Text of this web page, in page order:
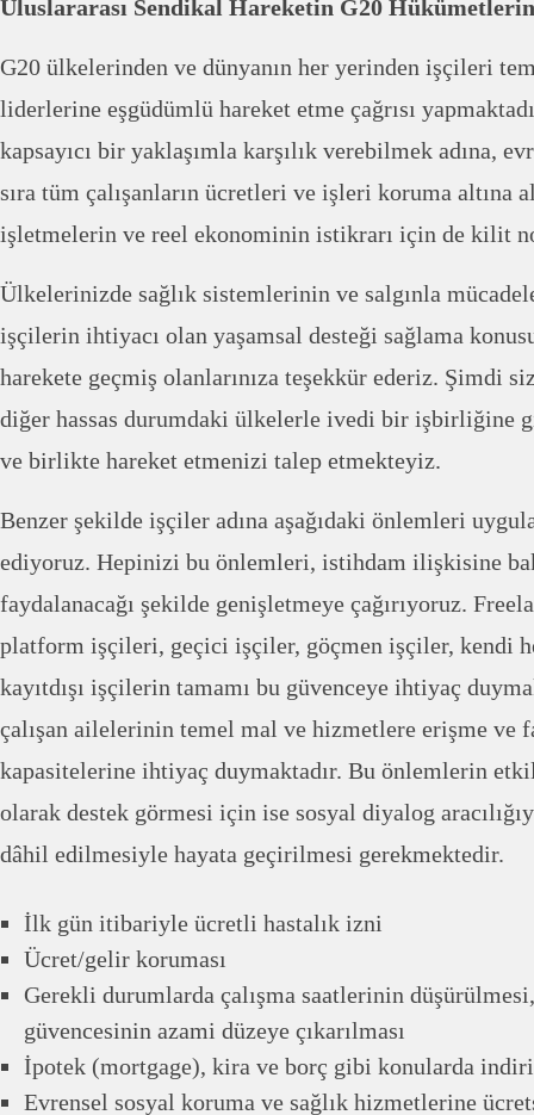
Uluslararası Sendikal Hareketin G20
G20 ülkelerinden ve dünyanın her yerinden işçileri
liderlerine eşgüdümlü hareket etme çağrısı
kapsayıcı bir yaklaşımla karşılık verebilmek adına,
sıra tüm çalışanların ücretleri ve işleri koruma altına
işletmelerin ve reel ekonominin istikrarı için de kilit
Ülkelerinizde sağlık sistemlerinin ve salgınla
işçilerin ihtiyacı olan yaşamsal desteği sağlama
harekete geçmiş olanlarınıza teşekkür ederiz. Şimdi
diğer hassas durumdaki ülkelerle ivedi bir işbirliğine
ve birlikte hareket etmenizi talep etmekteyiz.
Benzer şekilde işçiler adına aşağıdaki önlemleri
ediyoruz. Hepinizi bu önlemleri, istihdam ilişkisine
faydalanacağı şekilde genişletmeye çağırıyoruz.
platform işçileri, geçici işçiler, göçmen işçiler, kendi
kayıtdışı işçilerin tamamı bu güvenceye ihtiyaç
çalışan ailelerinin temel mal ve hizmetlere erişme ve
kapasitelerine ihtiyaç duymaktadır. Bu önlemlerin
olarak destek görmesi için ise sosyal diyalog
dâhil edilmesiyle hayata geçirilmesi gerekmektedir.
İlk gün itibariyle ücretli hastalık izni
Ücret/gelir koruması
Gerekli durumlarda çalışma saatlerinin
güvencesinin azami düzeye çıkarılması
İpotek (mortgage), kira ve borç gibi konularda
Evrensel sosyal koruma ve sağlık hizmetlerine